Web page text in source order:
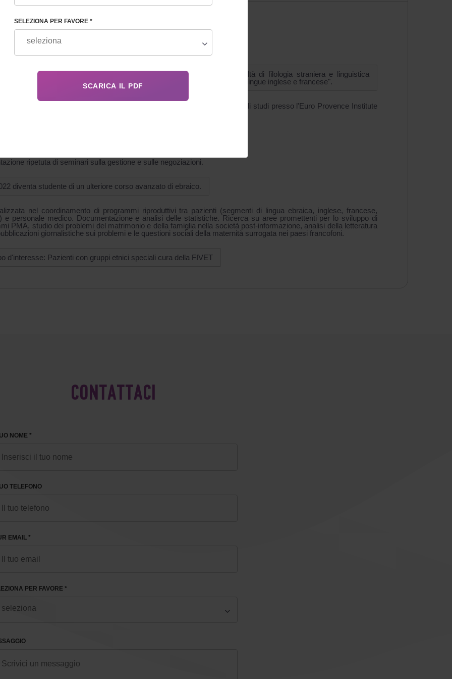
traduttore, insegnante di inglese e francese, con conoscenza del tedesco.
nel 2004 presso l'Istituto per il progresso sociale di Kharkov, Facoltà di filologia straniera e linguistica
specializzato in "lingua e letteratura"; qualifica "filologo, insegnante di lingue inglese e francese".
ha partecipato al programma "Au-Pair". Nel 2005 – 2006 ha completato gli studi presso l'Euro Provence Institute
in Francia, con una formazione approfondita in francese.
ripetuta di seminari sulla gestione e sulle negoziazioni.
diventa studente di un ulteriore corso avanzato di ebraico.
nel coordinamento di programmi riproduttivi tra pazienti (segmenti di lingua ebraica, inglese, francese,
e personale medico. Documentazione e analisi delle statistiche. Ricerca su aree promettenti per lo sviluppo di
PMA, studio dei problemi del matrimonio e della famiglia nella società post-informazione, analisi della letteratura
giornalistiche sui problemi e le questioni sociali della maternità surrogata nei paesi francofoni.
d'interesse: Pazienti con gruppi etnici speciali cura della FIVET
CONTATTACI
NOME *
TELEFONO
EMAIL *
PER FAVORE *
SELEZIONA PER FAVORE *